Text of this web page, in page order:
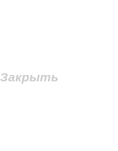
Закрыть